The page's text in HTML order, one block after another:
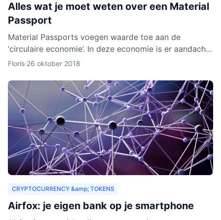
Alles wat je moet weten over een Material
Passport
Material Passports voegen waarde toe aan de
‘circulaire economie’. In deze economie is er aandacht
voor het hergebruik van materialen. We gaan dan
Floris·26 oktober 2018
CRYPTOCURRENCY &amp; TOKENS
Airfox: je eigen bank op je smartphone